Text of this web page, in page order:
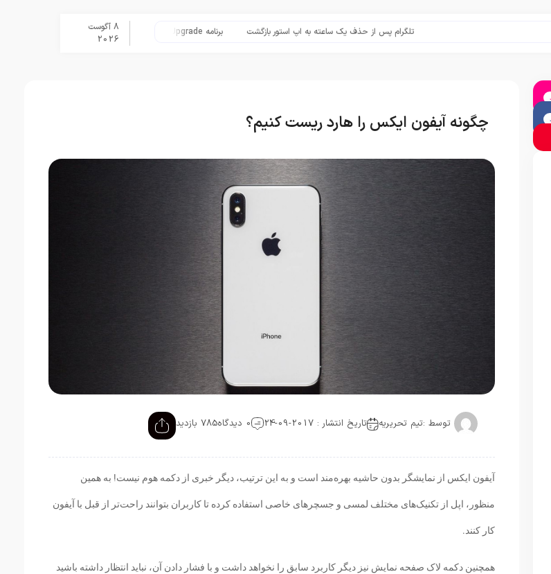
تلگرام پس از حذف یک ساعته به اپ استور بازگشت برنامه Apple Upgrade معرفی شد؛ شرایط اپل برای اجاره آیفون، آیپد، مک و اپل واچ
8 آگوست
2026
چگونه آيفون ایکس را هارد ریست کنیم؟
توسط :تیم تحریریه تاریخ انتشار : 2017-09-24 0 دیدگاه 785 بازدید
آیفون ایکس از نمایشگر بدون حاشیه بهره‌مند است و به این ترتیب، دیگر خبری از دکمه هوم نیست! به همین
منظور، اپل از تکنیک‌های مختلف لمسی و جسچرهای خاصی استفاده کرده تا کاربران بتوانند راحت‌تر از قبل با آيفون
کار کنند.
همچنین دکمه لاک صفحه نمایش نیز دیگر کاربرد سابق را نخواهد داشت و با فشار دادن آن، نباید انتظار داشته باشید